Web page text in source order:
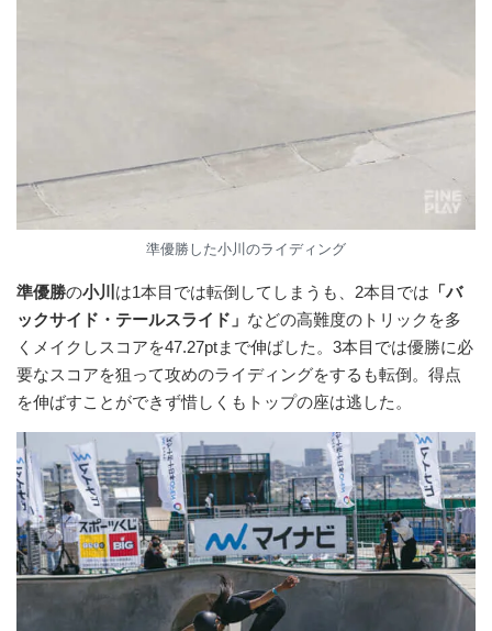
準優勝した小川のライディング
準優勝の小川 は1本目では転倒してしまうも、2本目では 「バ
ックサイド・テールスライド」 などの高難度のトリックを多
くメイクしスコアを47.27ptまで伸ばした。3本目では優勝に必
要なスコアを狙って攻めのライディングをするも転倒。得点
を伸ばすことができず惜しくもトップの座は逃した。